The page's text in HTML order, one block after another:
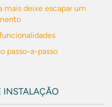
mais deixe escapar um
passo-a-passo
INSTALAÇÃO